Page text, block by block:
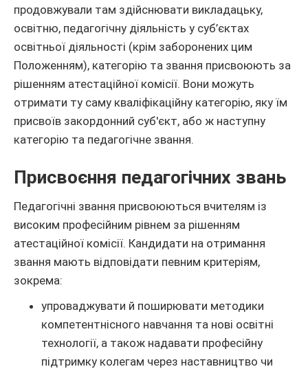
продовжували там здійснювати викладацьку,
освітню, педагогічну діяльність у суб’єктах
освітньої діяльності (крім заборонених цим
Положенням), категорію та звання присвоюють за
рішенням атестаційної комісії. Вони можуть
отримати ту саму кваліфікаційну категорію, яку їм
присвоїв закордонний суб'єкт, або ж наступну
категорію та педагогічне звання.
Присвоєння педагогічних звань
Педагогічні звання присвоюються вчителям із
високим професійним рівнем за рішенням
атестаційної комісії. Кандидати на отримання
звання мають відповідати певним критеріям,
зокрема:
упроваджувати й поширювати методики
компетентнісного навчання та нові освітні
технології, а також надавати професійну
підтримку колегам через наставництво чи